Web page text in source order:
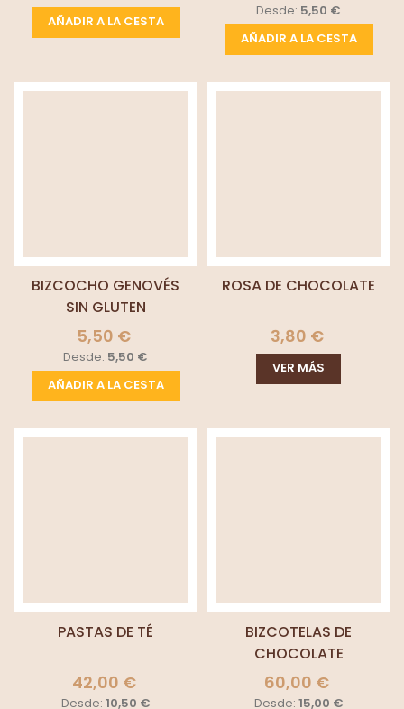
AÑADIR A LA CESTA
Desde: 5,50 €
AÑADIR A LA CESTA
BIZCOCHO GENOVÉS
SIN GLUTEN
5,50 €
Desde: 5,50 €
AÑADIR A LA CESTA
ROSA DE CHOCOLATE
3,80 €
VER MÁS
PASTAS DE TÉ
42,00 €
Desde: 10,50 €
BIZCOTELAS DE
CHOCOLATE
60,00 €
Desde: 15,00 €